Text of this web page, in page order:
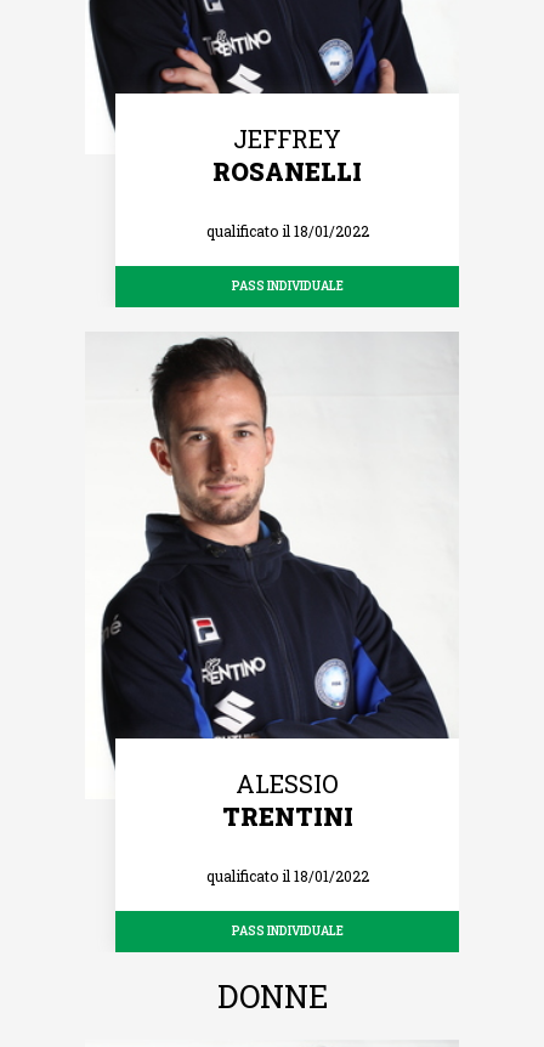
JEFFREY
ROSANELLI
qualificato il 18/01/2022
PASS INDIVIDUALE
ALESSIO
TRENTINI
qualificato il 18/01/2022
PASS INDIVIDUALE
DONNE